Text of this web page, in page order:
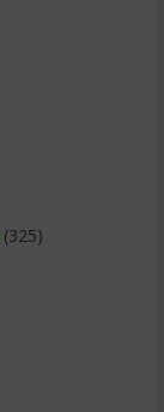
(325)